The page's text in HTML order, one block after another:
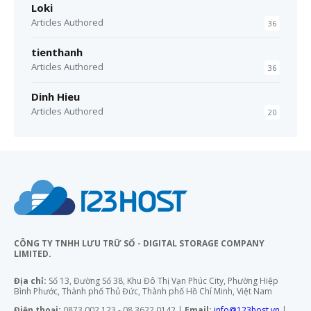
Loki
Articles Authored 36
tienthanh
Articles Authored 36
Dinh Hieu
Articles Authored 20
CÔNG TY TNHH LƯU TRỮ SỐ - DIGITAL STORAGE COMPANY
LIMITED.
Địa chỉ: Số 13, Đường Số 38, Khu Đô Thị Vạn Phúc City, Phường Hiệp
Bình Phước, Thành phố Thủ Đức, Thành phố Hồ Chí Minh, Việt Nam